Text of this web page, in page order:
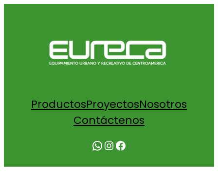
ProductosProyectosNosotros
Contáctenos